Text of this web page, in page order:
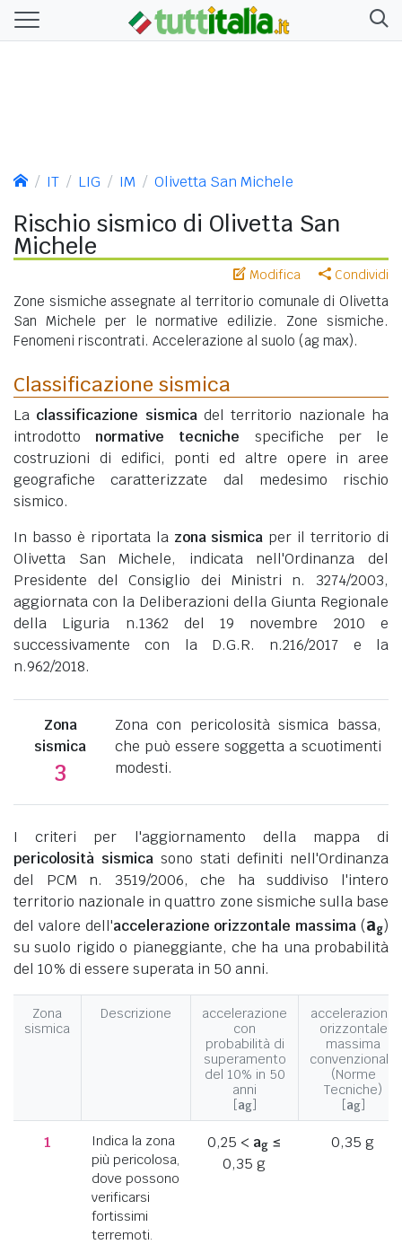
IT LIG IM Olivetta San Michele
Rischio sismico di Olivetta San
Michele
Modifica Condividi
Zone sismiche assegnate al territorio comunale di Olivetta
San Michele per le normative edilizie. Zone sismiche.
Fenomeni riscontrati. Accelerazione al suolo (ag max).
Classificazione sismica
La classificazione sismicadel territorio nazionale ha
introdotto normative tecniche specifiche per le
costruzioni di edifici, ponti ed altre opere in aree
geografiche caratterizzate dal medesimo rischio
sismico.
In basso è riportata la zona sismica per il territorio di
Olivetta San Michele, indicata nell'Ordinanza del
Presidente del Consiglio dei Ministri n. 3274/2003,
aggiornata con la Deliberazioni della Giunta Regionale
della Liguria n.1362 del 19 novembre 2010 e
successivamente con la D.G.R. n.216/2017 e la
n.962/2018.
Zona
sismica
3
Zona con pericolosità sismica bassa,
che può essere soggetta a scuotimenti
modesti.
I criteri per l'aggiornamento della mappa di
pericolosità sismica sono stati definiti nell'Ordinanza
del PCM n. 3519/2006, che ha suddiviso l'intero
territorio nazionale in quattro zone sismiche sulla base
del valore dell'accelerazione orizzontale massima (ag)
su suolo rigido o pianeggiante, che ha una probabilità
del 10% di essere superata in 50 anni.
Zona
sismica
Descrizione
accelerazione
con
probabilità di
superamento
del 10% in 50
anni
[ag]
accelerazione
orizzontale
massima
convenzionale
(Norme
Tecniche)
[ag]
1
Indica la zona
più pericolosa,
dove possono
verificarsi
fortissimi
terremoti.
0,25 < ag≤
0,35 g
0,35 g